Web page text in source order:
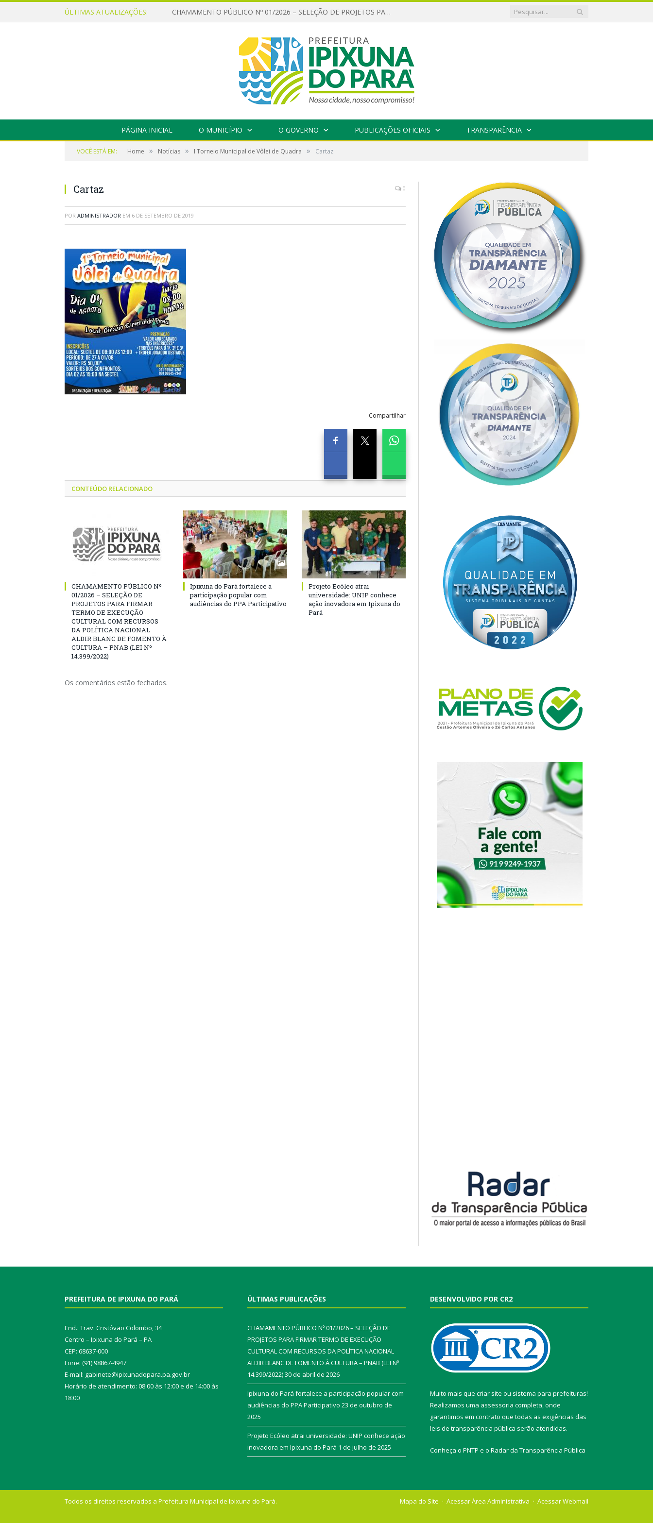
ÚLTIMAS ATUALIZAÇÕES: CHAMAMENTO PÚBLICO Nº 01/2026 – SELEÇÃO DE PROJETOS PARA FIRMAR TERMO DE EXECUÇÃO CULTURAL COM RECURSOS DA POLÍTICA NACIONAL ALDIR BLANC DE FOMENTO À CULTURA – PNAB (LEI Nº 14.399/2022)
PÁGINA INICIAL O MUNICÍPIO O GOVERNO PUBLICAÇÕES OFICIAIS TRANSPARÊNCIA
VOCÊ ESTÁ EM: Home » Notícias » I Torneio Municipal de Vôlei de Quadra » Cartaz
Cartaz 0
POR ADMINISTRADOR EM 6 DE SETEMBRO DE 2019
Compartilhar
CONTEÚDO RELACIONADO
CHAMAMENTO PÚBLICO Nº
01/2026 – SELEÇÃO DE
PROJETOS PARA FIRMAR
TERMO DE EXECUÇÃO
CULTURAL COM RECURSOS
DA POLÍTICA NACIONAL
ALDIR BLANC DE FOMENTO À
CULTURA – PNAB (LEI Nº
14.399/2022)
Ipixuna do Pará fortalece a
participação popular com
audiências do PPA Participativo
Projeto Ecóleo atrai
universidade: UNIP conhece
ação inovadora em Ipixuna do
Pará
Os comentários estão fechados.
PREFEITURA DE IPIXUNA DO PARÁ
End.: Trav. Cristóvão Colombo, 34
Centro – Ipixuna do Pará – PA
CEP: 68637-000
Fone: (91) 98867-4947
E-mail: gabinete@ipixunadopara.pa.gov.br
Horário de atendimento: 08:00 às 12:00 e de 14:00 às
18:00
ÚLTIMAS PUBLICAÇÕES
CHAMAMENTO PÚBLICO Nº 01/2026 – SELEÇÃO DE
PROJETOS PARA FIRMAR TERMO DE EXECUÇÃO
CULTURAL COM RECURSOS DA POLÍTICA NACIONAL
ALDIR BLANC DE FOMENTO À CULTURA – PNAB (LEI Nº
14.399/2022)30 de abril de 2026
Ipixuna do Pará fortalece a participação popular com
audiências do PPA Participativo 23 de outubro de
2025
Projeto Ecóleo atrai universidade: UNIP conhece ação
inovadora em Ipixuna do Pará 1 de julho de 2025
DESENVOLVIDO POR CR2
Muito mais que criar site ou sistema para prefeituras!
Realizamos uma assessoria completa, onde
garantimos em contrato que todas as exigências das
leis de transparência pública serão atendidas.
Conheça o PNTP e o Radar da Transparência Pública
Todos os direitos reservados a Prefeitura Municipal de Ipixuna do Pará. Mapa do Site Acessar Área Administrativa Acessar Webmail